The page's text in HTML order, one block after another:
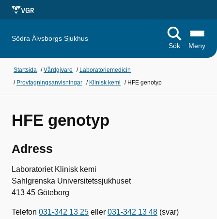
Södra Älvsborgs Sjukhus
Sök
Meny
Startsida /Vårdgivare / Laboratoriemedicin
/ Provtagningsanvisningar / Klinisk kemi / HFE genotyp
HFE genotyp
Adress
Laboratoriet Klinisk kemi
Sahlgrenska Universitetssjukhuset
413 45 Göteborg
Telefon 031-342 13 25 eller 031-342 13 48 (svar)